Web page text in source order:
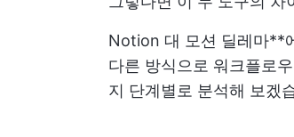
Notion 대 모션 딜레마**
다른 방식으로 워크플로
지 단계별로 분석해 보겠